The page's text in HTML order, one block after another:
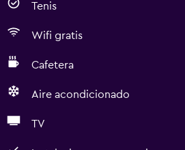
Tenis
Wifi gratis
Cafetera
Aire acondicionado
TV